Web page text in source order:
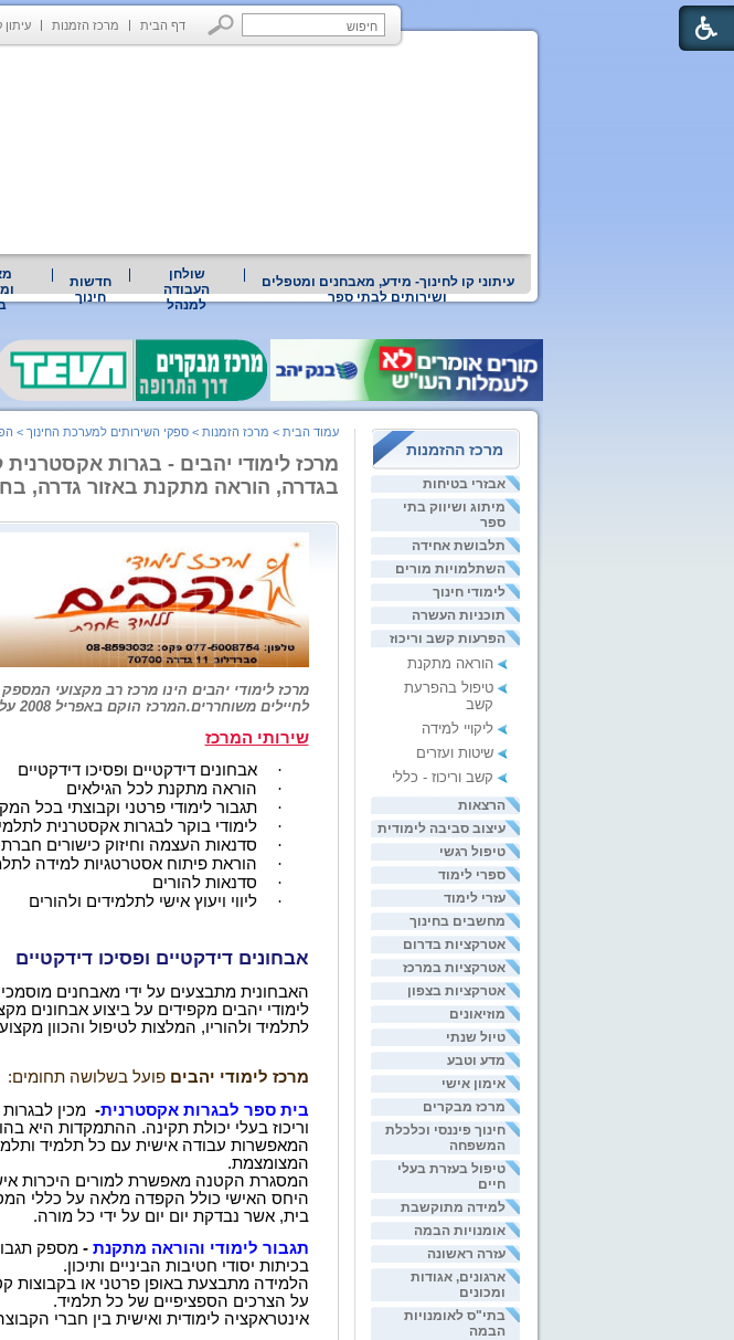
דף הבית מרכז הזמנות עיתון
עיתוני קו לחינוך- מידע, מאבחנים ומטפלים
ושירותים לבתי ספר
שולחן
העבודה
למנהל
חדשות
חינוך
מרכז ההזמנות
אבזרי בטיחות
מיתוג ושיווק בתי
ספר
תלבושת אחידה
השתלמויות מורים
לימודי חינוך
תוכניות העשרה
הפרעות קשב וריכוז
הוראה מתקנת
טיפול בהפרעת
קשב
ליקויי למידה
שיטות ועזרים
קשב וריכוז - כללי
הרצאות
עיצוב סביבה לימודית
טיפול רגשי
ספרי לימוד
עזרי לימוד
מחשבים בחינוך
אטרקציות בדרום
אטרקציות במרכז
אטרקציות בצפון
מוזיאונים
טיול שנתי
מדע וטבע
אימון אישי
מרכז מבקרים
חינוך פיננסי וכלכלת
המשפחה
טיפול בעזרת בעלי
חיים
למידה מתוקשבת
אומנויות הבמה
עזרה ראשונה
ארגונים, אגודות
ומכונים
בתי"ס לאומנויות
הבמה
עמוד הבית > מרכז הזמנות > ספקי השירותים למערכת החינוך >
מרכז לימודי יהבים - בגרות אקסטרנית
בגדרה, הוראה מתקנת באזור גדרה,
מרכז לימודי יהבים הינו מרכז רב מקצועי
לחיילים משוחררים.המרכז הוקם באפריל 2008 על ידי ורד ואמיר יהב ומנוהל על ידי ורד יהב.
שירותי המרכז
·
אבחונים דידקטיים ופסיכו דידקטיים
·
הוראה מתקנת לכל הגילאים
·
תגבור לימודי פרטני וקבוצתי בכל
·
לימודי בוקר לבגרות אקסטרנית
·
סדנאות העצמה וחיזוק כישורים
·
הוראת פיתוח אסטרטגיות למידה
·
סדנאות להורים
·
ליווי ויעוץ אישי לתלמידים ולהורים
אבחונים דידקטיים ופסיכו דידקטיים
האבחונית מתבצעים על ידי מאבחנים
לימודי יהבים מקפידים על ביצוע אבחונים
לתלמיד ולהוריו, המלצות לטיפול והכוון
מרכז לימודי יהבים פועל בשלושה תחומים:
בית ספר לבגרות אקסטרנית- מכין
וריכוז בעלי יכולת תקינה. ההתמקדות היא
המאפשרות עבודה אישית עם כל תלמיד
המצומצמת.
המסגרת הקטנה מאפשרת למורים היכרות
היחס האישי כולל הקפדה מלאה על כללי
בית, אשר נבדקת יום יום על ידי כל מורה.
תגבור לימודי והוראה מתקנת - מספק
בכיתות יסודי חטיבות הביניים ותיכון.
הלמידה מתבצעת באופן פרטני או בקבוצות
על הצרכים הספציפיים של כל תלמיד.
אינטראקציה לימודית ואישית בין חברי